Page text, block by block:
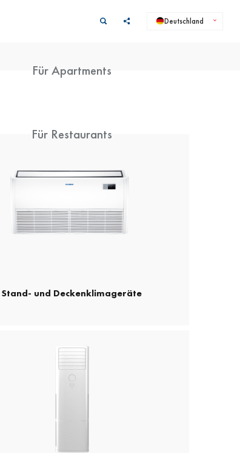
Deutschland
Für Apartments
Für Restaurants
Stand- und Deckenklimageräte